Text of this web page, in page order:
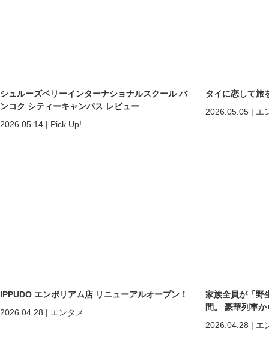
シュルーズベリーインターナショナルスクール バ
ンコク シティーキャンパス レビュー
2026.05.14 | Pick Up!
タイに恋して旅
2026.05.05 | エ
IPPUDO エンポリアム店 リニューアルオープン！
2026.04.28 | エンタメ
家族全員が「野
間。 豪華列車
2026.04.28 | エ